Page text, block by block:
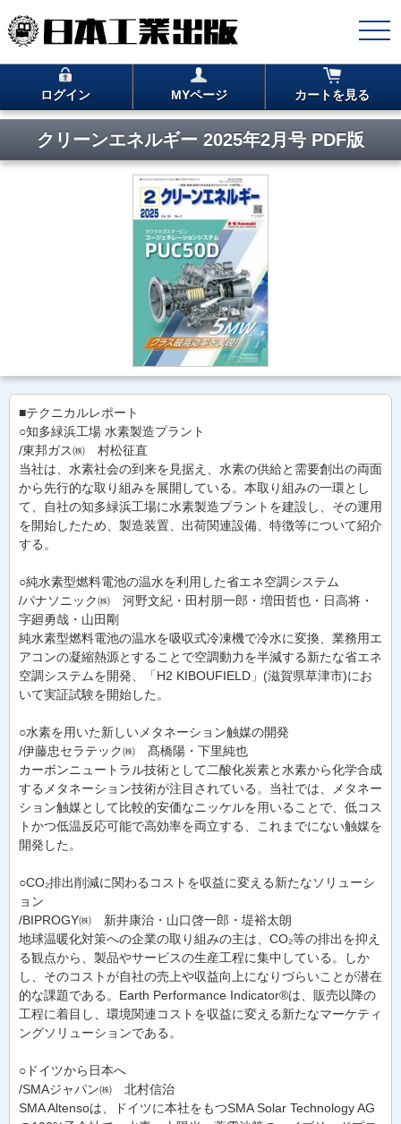
ログイン MYページ カートを見る
クリーンエネルギー 2025年2月号 PDF版
■テクニカルレポート
○知多緑浜工場 水素製造プラント
/東邦ガス㈱ 村松征直
当社は、水素社会の到来を見据え、水素の供給と需要創出の両面
から先行的な取り組みを展開している。本取り組みの一環とし
て、自社の知多緑浜工場に水素製造プラントを建設し、その運用
を開始したため、製造装置、出荷関連設備、特徴等について紹介
する。
○純水素型燃料電池の温水を利用した省エネ空調システム
/パナソニック㈱ 河野文紀・田村朋一郎・増田哲也・日高将・
字廻勇哉・山田剛
純水素型燃料電池の温水を吸収式冷凍機で冷水に変換、業務用エ
アコンの凝縮熱源とすることで空調動力を半減する新たな省エネ
空調システムを開発、「H2 KIBOUFIELD」(滋賀県草津市)にお
いて実証試験を開始した。
○水素を用いた新しいメタネーション触媒の開発
/伊藤忠セラテック㈱ 髙橋陽・下里純也
カーボンニュートラル技術として二酸化炭素と水素から化学合成
するメタネーション技術が注目されている。当社では、メタネー
ション触媒として比較的安価なニッケルを用いることで、低コス
トかつ低温反応可能で高効率を両立する、これまでにない触媒を
開発した。
○CO₂排出削減に関わるコストを収益に変える新たなソリューシ
ョン
/BIPROGY㈱ 新井康治・山口啓一郎・堤裕太朗
地球温暖化対策への企業の取り組みの主は、CO₂等の排出を抑え
る観点から、製品やサービスの生産工程に集中している。しか
し、そのコストが自社の売上や収益向上になりづらいことが潜在
的な課題である。Earth Performance Indicator®は、販売以降の
工程に着目し、環境関連コストを収益に変える新たなマーケティ
ングソリューションである。
○ドイツから日本へ
/SMAジャパン㈱ 北村信治
SMA Altensoは、ドイツに本社をもつSMA Solar Technology AG